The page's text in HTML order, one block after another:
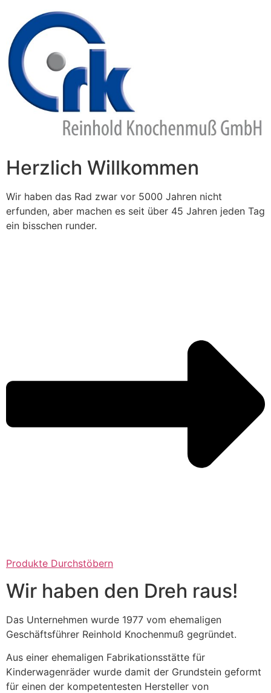
Inhalt
springen
Herzlich Willkommen
Wir haben das Rad zwar vor 5000 Jahren nicht
erfunden, aber machen es seit über 45 Jahren jeden Tag
ein bisschen runder.
Produkte Durchstöbern
Wir haben den Dreh raus!
Das Unternehmen wurde 1977 vom ehemaligen
Geschäftsführer Reinhold Knochenmuß gegründet.
Aus einer ehemaligen Fabrikationsstätte für
Kinderwagenräder wurde damit der Grundstein geformt
für einen der kompetentesten Hersteller von